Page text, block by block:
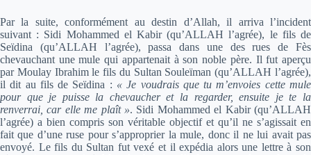
Par la suite, conformément au destin d’Allah, il arriva l’incident
suivant : Sidi Mohammed el Kabir (qu’ALLAH l’agrée), le fils de
Seïdina (qu’ALLAH l’agrée), passa dans une des rues de Fès
chevauchant une mule qui appartenait à son noble père. Il fut aperçu
par Moulay Ibrahim le fils du Sultan Souleïman (qu’ALLAH l’agrée),
il dit au fils de Seïdina : « Je voudrais que tu m’envoies cette mule
pour que je puisse la chevaucher et la regarder, ensuite je te la
renverrai, car elle me plaît ». Sidi Mohammed el Kabir (qu’ALLAH
l’agrée) a bien compris son véritable objectif et qu’il ne s’agissait en
fait que d’une ruse pour s’approprier la mule, donc il ne lui avait pas
envoyé. Le fils du Sultan fut vexé et il expédia alors une lettre à son